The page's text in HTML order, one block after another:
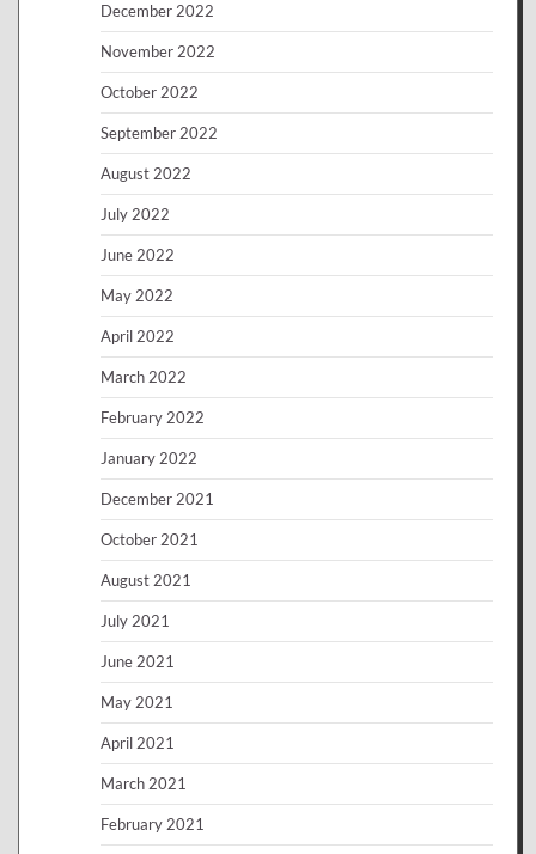
December 2022
November 2022
October 2022
September 2022
August 2022
July 2022
June 2022
May 2022
April 2022
March 2022
February 2022
January 2022
December 2021
October 2021
August 2021
July 2021
June 2021
May 2021
April 2021
March 2021
February 2021